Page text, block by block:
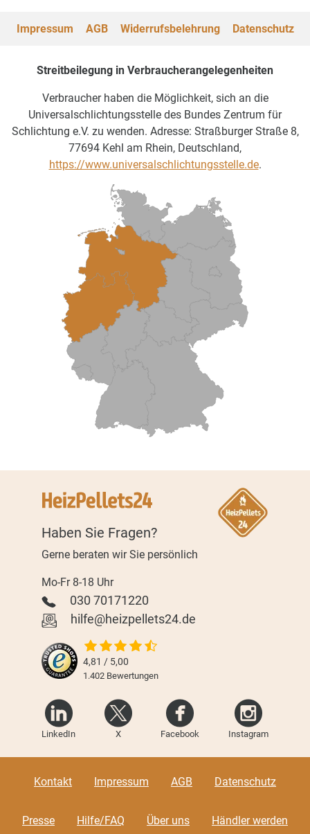
Impressum AGB Widerrufsbelehrung Datenschutz
Streitbeilegung in Verbraucherangelegenheiten
Verbraucher haben die Möglichkeit, sich an die
Universalschlichtungsstelle des Bundes Zentrum für
Schlichtung e.V. zu wenden. Adresse: Straßburger Straße 8,
77694 Kehl am Rhein, Deutschland,
https://www.universalschlichtungsstelle.de.
Haben Sie Fragen?
Gerne beraten wir Sie persönlich
Mo-Fr 8-18 Uhr
030 70171220
hilfe@heizpellets24.de
4,81 / 5,00
1.402 Bewertungen
LinkedIn X Facebook Instagram
Kontakt Impressum AGB Datenschutz
Presse Hilfe/FAQ Über uns Händler werden